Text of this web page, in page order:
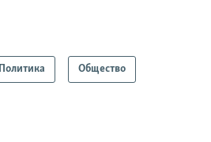
Политика Общество